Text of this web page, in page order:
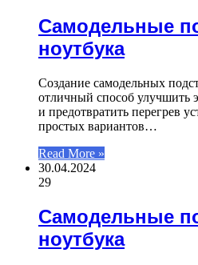
Самодельные
ноутбука
Создание самодельных
отличный способ улучшить
и предотвратить перегрев
простых вариантов…
Read More »
30.04.2024
29
Самодельные
ноутбука